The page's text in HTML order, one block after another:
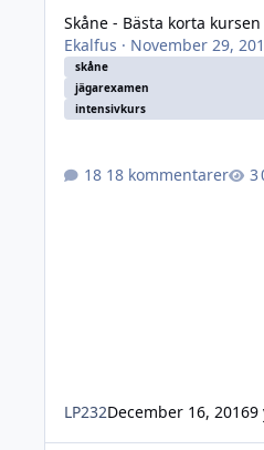
Skåne - Bästa korta
Ekalfus · November 29,
skåne
jägarexamen
intensivkurs
18 kommentarer
LP232December 16, 20169